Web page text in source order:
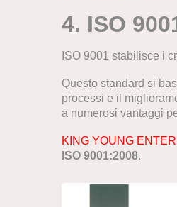
4. ISO
ISO 9001 stabilisce i
Questo standard si
processi e il
a numerosi vantaggi
KING YOUNG
ISO 9001:2008.